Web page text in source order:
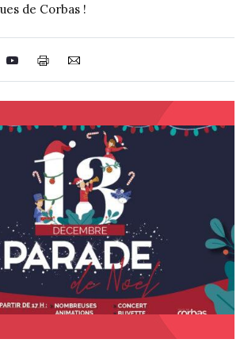
de Corbas !